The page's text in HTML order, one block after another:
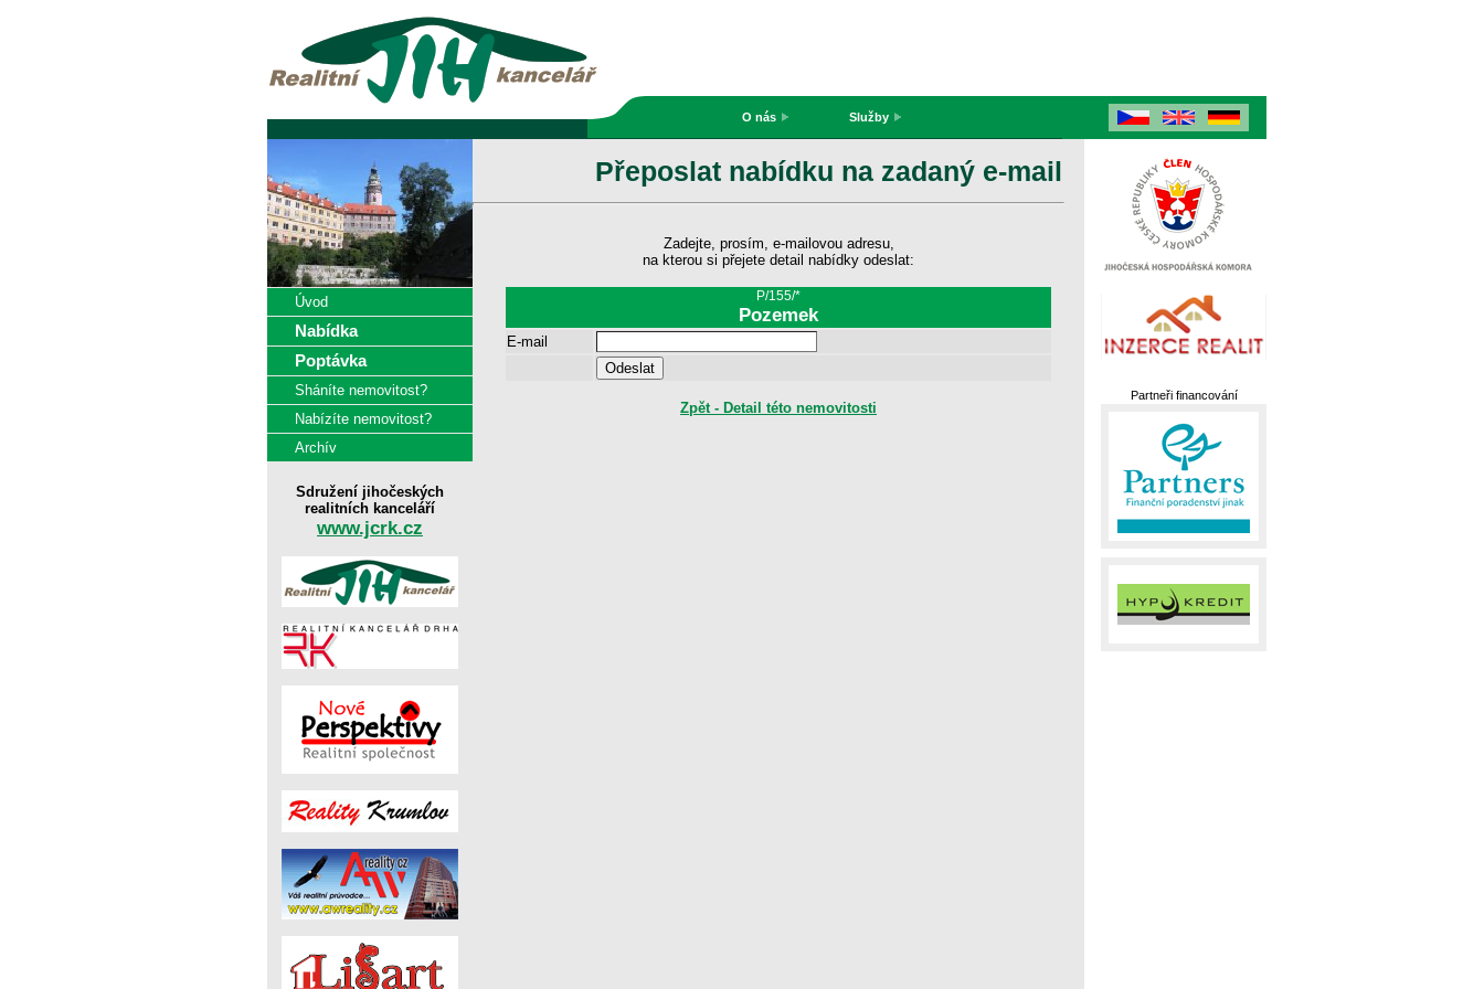
Úvod
Nabídka
Poptávka
Sháníte nemovitost?
Nabízíte nemovitost?
Archív
Sdružení jihočeských
realitních kanceláří
www.jcrk.cz
Přeposlat nabídku na zadaný e-mail
Zadejte, prosím, e-mailovou adresu,
na kterou si přejete detail nabídky odeslat:
P/155/*
Pozemek
E-mail
Zpět - Detail této nemovitosti
O nás Služby
Partneři financování